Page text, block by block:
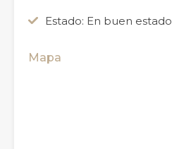
Estado: En buen estado
Mapa